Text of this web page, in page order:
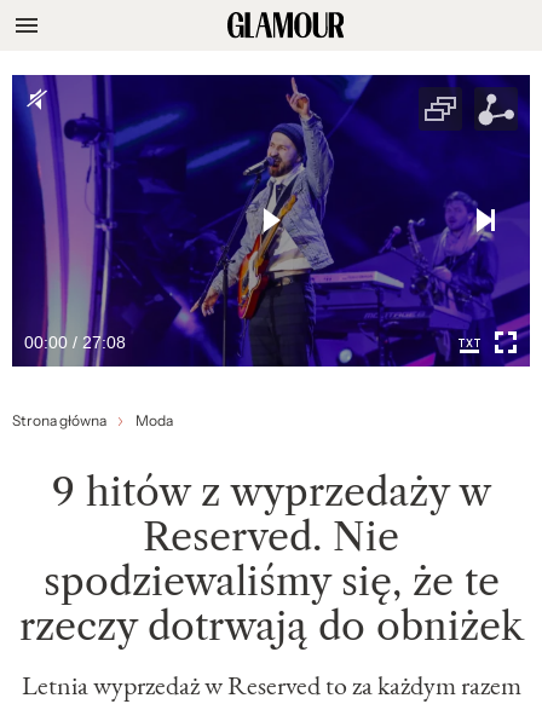
00:00 / 27:08
Strona główna Moda
9 hitów z wyprzedaży w
Reserved. Nie
spodziewaliśmy się, że te
rzeczy dotrwają do obniżek
Letnia wyprzedaż w Reserved to za każdym razem